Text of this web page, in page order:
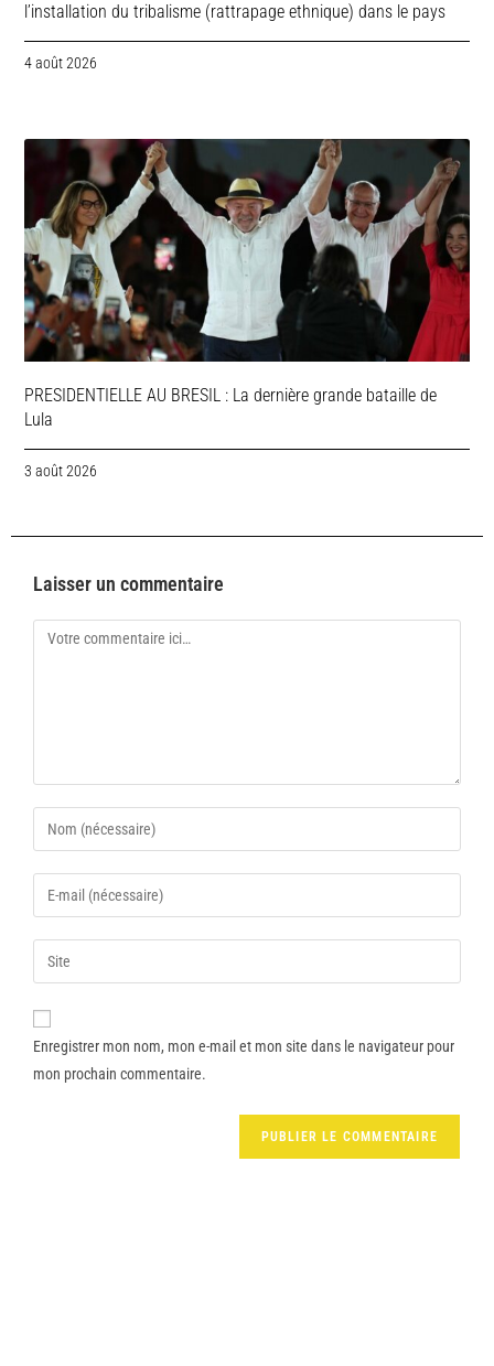
l’installation du tribalisme (rattrapage ethnique) dans le pays
4 août 2026
PRESIDENTIELLE AU BRESIL : La dernière grande bataille de
Lula
3 août 2026
Laisser un commentaire
Enregistrer mon nom, mon e-mail et mon site dans le navigateur pour
mon prochain commentaire.